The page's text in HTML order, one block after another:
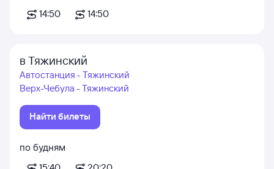
14:50
14:50
в Тяжинский
Автостанция - Тяжинский
Верх-Чебула - Тяжинский
Найти билеты
по будням